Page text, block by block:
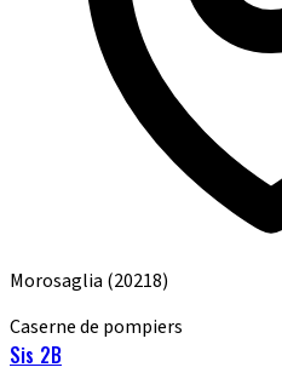
Morosaglia (20218)
Caserne de pompiers
Sis 2B